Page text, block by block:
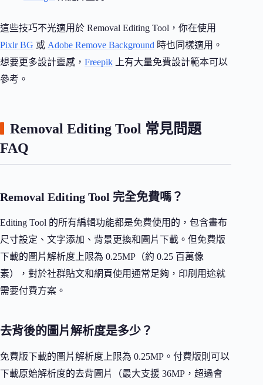
這些技巧不光適用於 Removal Editing Tool，你在使用
Pixlr BG 或 Adobe Remove Background 時也同樣適用。
想要更多設計靈感， Freepik 上有大量免費設計範本可以
參考。
Removal Editing Tool 常見問題
FAQ
Removal Editing Tool 完全免費嗎？
Editing Tool 的所有編輯功能都是免費使用的，包含畫布
尺寸設定、文字添加、背景更換和圖片下載。但免費版
下載的圖片解析度上限為 0.25MP（約 0.25 百萬像
素），對於社群貼文和網頁使用通常足夠，印刷用途就
需要付費方案。
去背後的圖片解析度是多少？
免費版下載的圖片解析度上限為 0.25MP。付費版則可以
下載原始解析度的去背圖片（最大支援 36MP，超過會